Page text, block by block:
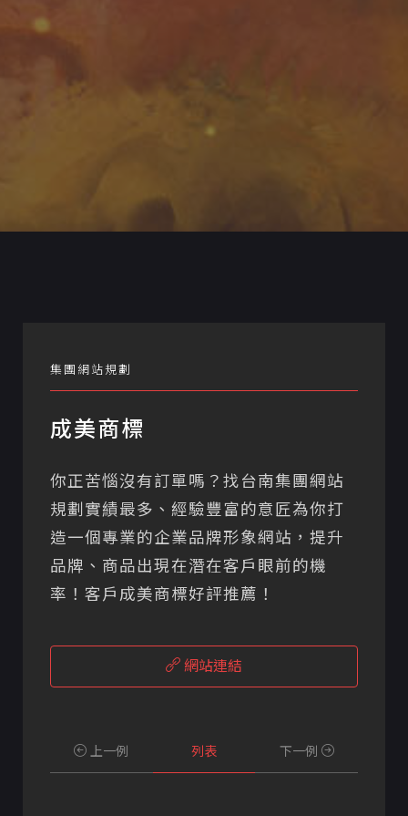
集團網站規劃
成美商標
你正苦惱沒有訂單嗎？找台南集團網站
規劃實績最多、經驗豐富的意匠為你打
造一個專業的企業品牌形象網站，提升
品牌、商品出現在潛在客戶眼前的機
率！客戶成美商標好評推薦！
網站連結
上一例 列表 下一例